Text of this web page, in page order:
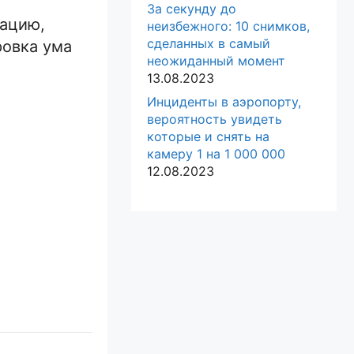
ума
За секунду до
неизбежного: 10 снимков,
сделанных в самый
неожиданный момент
13.08.2023
Инциденты в аэропорту,
вероятность увидеть
которые и снять на
камеру 1 на 1 000 000
12.08.2023